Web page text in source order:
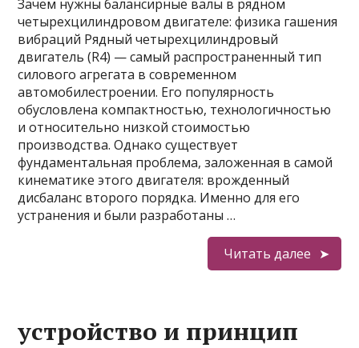
Зачем нужны балансирные валы в рядном
четырехцилиндровом двигателе: физика гашения
вибраций Рядный четырехцилиндровый
двигатель (R4) — самый распространенный тип
силового агрегата в современном
автомобилестроении. Его популярность
обусловлена компактностью, технологичностью
и относительно низкой стоимостью
производства. Однако существует
фундаментальная проблема, заложенная в самой
кинематике этого двигателя: врожденный
дисбаланс второго порядка. Именно для его
устранения и были разработаны …
Читать далее
устройство и принцип